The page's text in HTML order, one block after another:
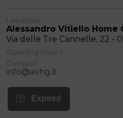
Alessandro Vitiello Home
Via delle Tre Cannelle, 22 -
info@avhg.it